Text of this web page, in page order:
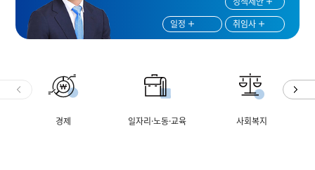
일정
취임사
경제 일자리·노동·교육 사회복지